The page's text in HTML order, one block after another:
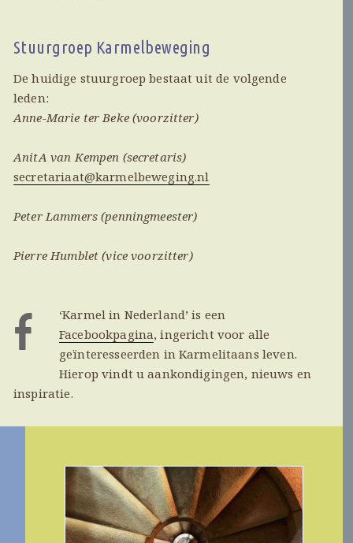
Stuurgroep Karmelbeweging
De huidige stuurgroep bestaat uit de volgende
leden:
Anne-Marie ter Beke (voorzitter)
AnitA van Kempen (secretaris)
secretariaat@karmelbeweging.nl
Peter Lammers (penningmeester)
Pierre Humblet (vice voorzitter)
‘Karmel in Nederland’ is een
Facebookpagina, ingericht voor alle
geïnteresseerden in Karmelitaans leven.
Hierop vindt u aankondigingen, nieuws en
inspiratie.